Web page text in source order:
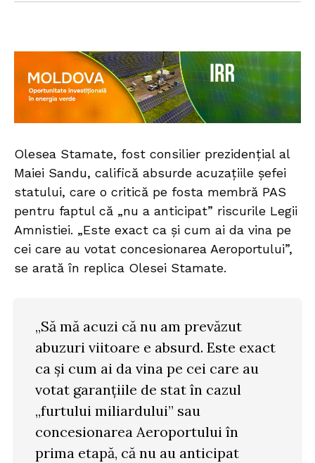
Olesea Stamate, fost consilier prezidențial al
Maiei Sandu, califică absurde acuzațiile șefei
statului, care o critică pe fosta membră PAS
pentru faptul că „nu a anticipat” riscurile Legii
Amnistiei. „Este exact ca și cum ai da vina pe
cei care au votat concesionarea Aeroportului”,
se arată în replica Olesei Stamate.
„Să mă acuzi că nu am prevăzut
abuzuri viitoare e absurd. Este exact
ca și cum ai da vina pe cei care au
votat garanțiile de stat în cazul
„furtului miliardului” sau
concesionarea Aeroportului în
prima etapă, că nu au anticipat